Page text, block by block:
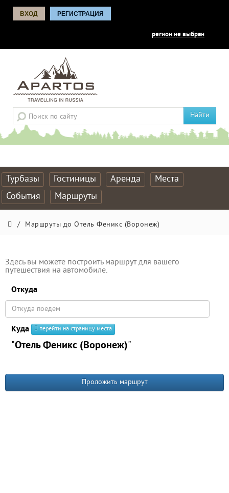
ВХОД РЕГИСТРАЦИЯ
регион не выбран
Найти
Турбазы Гостиницы Аренда
Места
События
Маршруты
/ Маршруты до Отель Феникс (Воронеж)
Здесь вы можете построить маршрут для вашего
путешествия на автомобиле.
Откуда
Куда перейти на страницу места
"Отель Феникс (Воронеж)"
Проложить маршрут